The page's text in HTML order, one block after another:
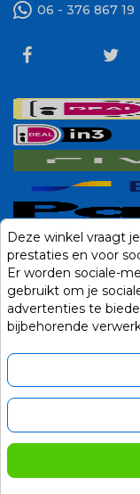
06 - 376 867 19
Deze winkel vraagt
prestaties en voor
Er worden sociale-
gebruikt om je
advertenties te
bijbehorende